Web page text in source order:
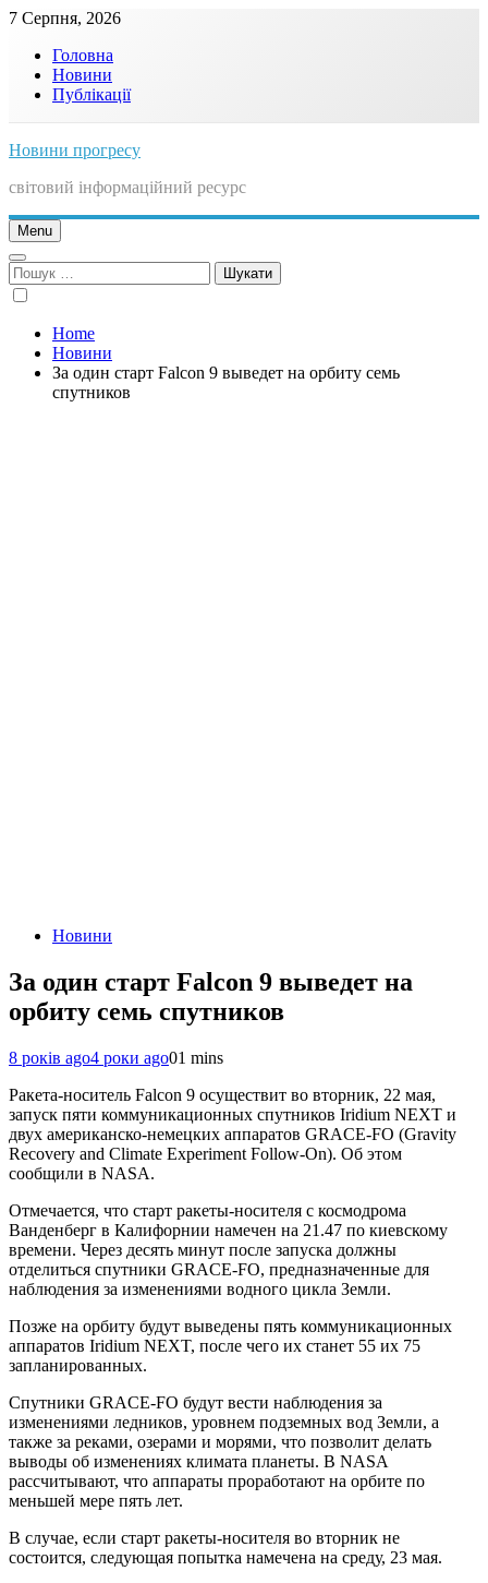
Skip
content
7 Серпня, 2026
Головна
Новини
Публікації
Новини прогресу
світовий інформаційний ресурс
Menu
Пошук:
Home
Новини
За один старт Falcon 9 выведет на орбиту семь
спутников
Новини
За один старт Falcon 9 выведет на
орбиту семь спутников
8 років ago4 роки ago01 mins
Ракета-носитель Falcon 9 осуществит во вторник, 22 мая,
запуск пяти коммуникационных спутников Iridium NEXT и
двух американско-немецких аппаратов GRACE-FO (Gravity
Recovery and Climate Experiment Follow-On). Об этом
сообщили в NASA.
Отмечается, что старт ракеты-носителя с космодрома
Ванденберг в Калифорнии намечен на 21.47 по киевскому
времени. Через десять минут после запуска должны
отделиться спутники GRACE-FO, предназначенные для
наблюдения за изменениями водного цикла Земли.
Позже на орбиту будут выведены пять коммуникационных
аппаратов Iridium NEXT, после чего их станет 55 их 75
запланированных.
Спутники GRACE-FO будут вести наблюдения за
изменениями ледников, уровнем подземных вод Земли, а
также за реками, озерами и морями, что позволит делать
выводы об изменениях климата планеты. В NASA
рассчитывают, что аппараты проработают на орбите по
меньшей мере пять лет.
В случае, если старт ракеты-носителя во вторник не
состоится, следующая попытка намечена на среду, 23 мая.